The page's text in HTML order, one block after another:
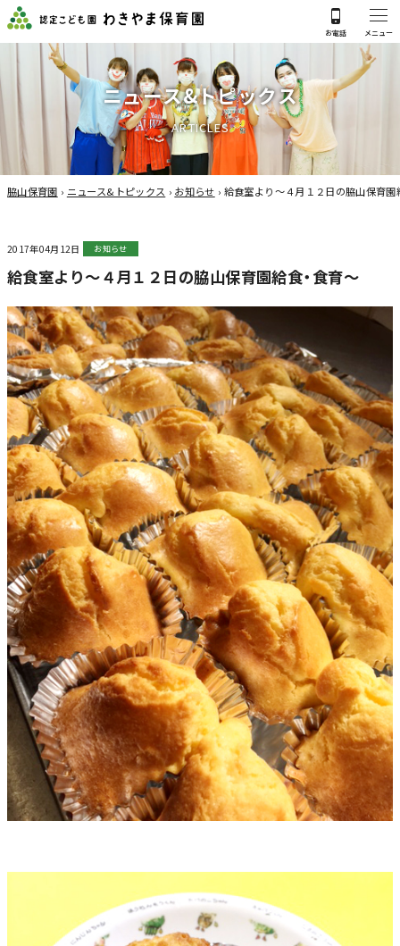
ニュース&トピックス
ARTICLES
脇山保育園 › ニュース&トピックス › お知らせ › 給食室より～４月１２日の脇山保育園
2017年04月12日 お知らせ
給食室より～４月１２日の脇山保育園給食・食育～